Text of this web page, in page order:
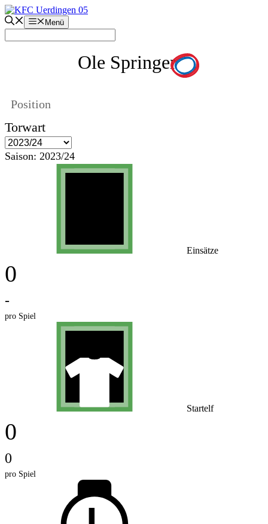
Zum
Inhalt
springen
Menü
Ole Springer
Position
Torwart
Saison: 2023/24
Einsätze
0
-
pro Spiel
Startelf
0
0
pro Spiel